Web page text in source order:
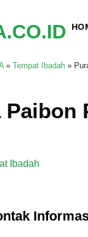
» Tempat Ibadah »
Paibon
Ibadah